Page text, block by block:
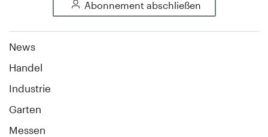
Abonnement abschließen
News
Handel
Industrie
Garten
Messen